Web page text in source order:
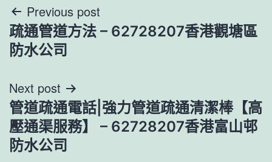
文
章
覽
Previous post
疏通管道方法 – 62728207香港觀塘區
防水公司
Next post
管道疏通電話|強力管道疏通清潔棒【高
壓通渠服務】 – 62728207香港富山邨
防水公司